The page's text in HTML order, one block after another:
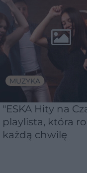
MUZYKA
"ESKA Hity na
playlista, która
każdą chwilę